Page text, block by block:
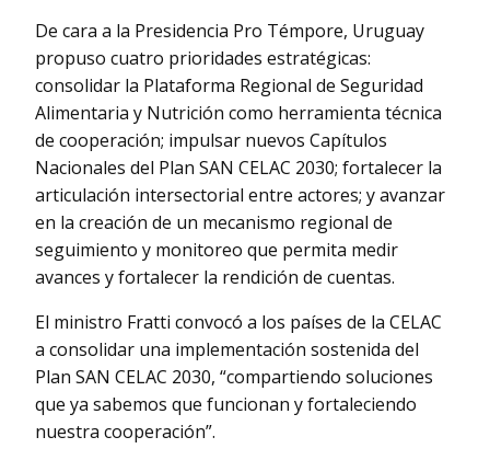
De cara a la Presidencia Pro Témpore, Uruguay
propuso cuatro prioridades estratégicas:
consolidar la Plataforma Regional de Seguridad
Alimentaria y Nutrición como herramienta técnica
de cooperación; impulsar nuevos Capítulos
Nacionales del Plan SAN CELAC 2030; fortalecer la
articulación intersectorial entre actores; y avanzar
en la creación de un mecanismo regional de
seguimiento y monitoreo que permita medir
avances y fortalecer la rendición de cuentas.
El ministro Fratti convocó a los países de la CELAC
a consolidar una implementación sostenida del
Plan SAN CELAC 2030, “compartiendo soluciones
que ya sabemos que funcionan y fortaleciendo
nuestra cooperación”.